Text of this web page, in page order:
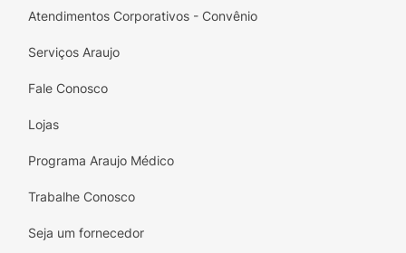
com unhas danificadas!
Atendimentos Corporativos - Convênio
Serviços Araujo
Fale Conosco
Lojas
Programa Araujo Médico
Trabalhe Conosco
Seja um fornecedor